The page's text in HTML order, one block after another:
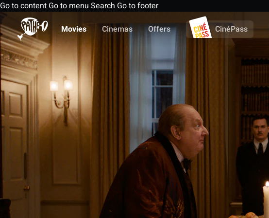
Go to content Go to menu Search Go to footer
Movies
Cinemas Offers CinéPass